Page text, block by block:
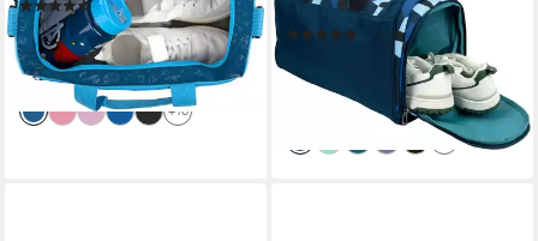
(119)
ab 13,15 € UVP24,95 €
-47%
lieferbar - in 2-3 Werktagen bei dir
+10
aus recyceltem Material
UVP44,95 €
-38%
lieferbar - in 1-2 Werktagen bei dir
+16